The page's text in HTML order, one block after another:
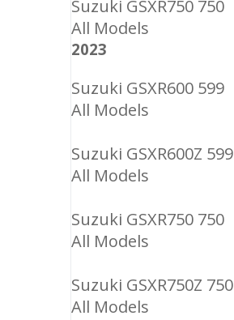
Suzuki GSXR750 750
All Models
2023
Suzuki GSXR600 599
All Models
Suzuki GSXR600Z 599
All Models
Suzuki GSXR750 750
All Models
Suzuki GSXR750Z 750
All Models